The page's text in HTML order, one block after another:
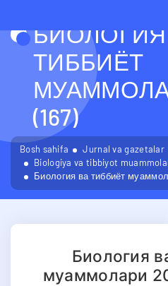
БИОЛОГИЯ
ТИББИЁТ
(167)
Bosh sahifa
Jurnal va gazetalar
Biologiya va tibbiyot
Биология ва тиббиёт
Биология
муаммолари